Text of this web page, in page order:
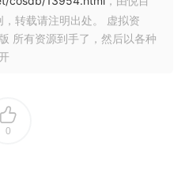
转载请注明出处。 虚拟资
所有资源到手了，然后以各种
0